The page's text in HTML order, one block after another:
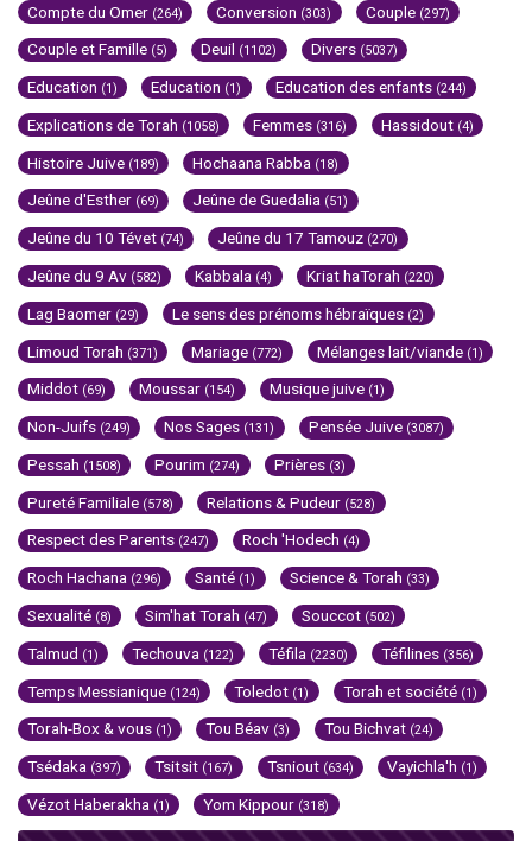
Compte du Omer (264) Conversion (303) Couple (297)
Couple et Famille (5) Deuil (1102) Divers (5037)
Education (1) Education (1) Education des enfants (244)
Explications de Torah (1058) Femmes (316) Hassidout (4)
Histoire Juive (189) Hochaana Rabba (18)
Jeûne d'Esther (69) Jeûne de Guedalia (51)
Jeûne du 10 Tévet (74) Jeûne du 17 Tamouz (270)
Jeûne du 9 Av (582) Kabbala (4) Kriat haTorah (220)
Lag Baomer (29) Le sens des prénoms hébraïques (2)
Limoud Torah (371) Mariage (772) Mélanges lait/viande (1)
Middot (69) Moussar (154) Musique juive (1)
Non-Juifs (249) Nos Sages (131) Pensée Juive (3087)
Pessah (1508) Pourim (274) Prières (3)
Pureté Familiale (578) Relations & Pudeur (528)
Respect des Parents (247) Roch 'Hodech (4)
Roch Hachana (296) Santé (1) Science & Torah (33)
Sexualité (8) Sim'hat Torah (47) Souccot (502)
Talmud (1) Techouva (122) Téfila (2230) Téfilines (356)
Temps Messianique (124) Toledot (1) Torah et société (1)
Torah-Box & vous (1) Tou Béav (3) Tou Bichvat (24)
Tsédaka (397) Tsitsit (167) Tsniout (634) Vayichla'h (1)
Vézot Haberakha (1) Yom Kippour (318)